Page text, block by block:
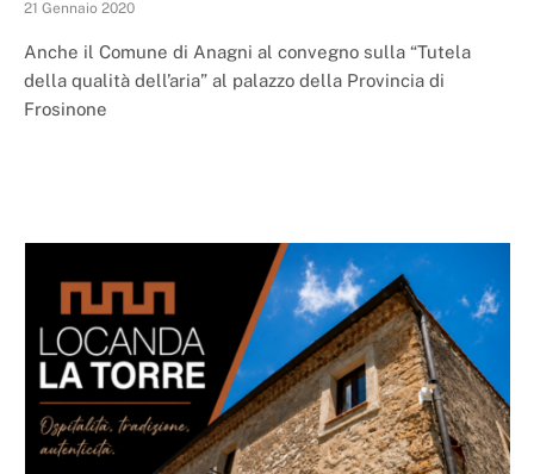
21 Gennaio 2020
Anche il Comune di Anagni al convegno sulla “Tutela
della qualità dell’aria” al palazzo della Provincia di
Frosinone